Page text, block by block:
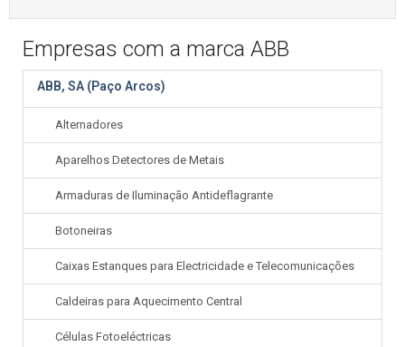
Empresas com a marca ABB
ABB, SA (Paço Arcos)
Alternadores
Aparelhos Detectores de Metais
Armaduras de Iluminação Antideflagrante
Botoneiras
Caixas Estanques para Electricidade e Telecomunicações
Caldeiras para Aquecimento Central
Células Fotoeléctricas